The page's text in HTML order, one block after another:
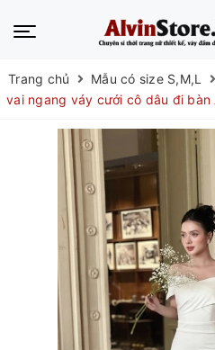
Trang chủ Mẫu có size S,M,L
vai ngang váy cưới cô dâu đi bàn